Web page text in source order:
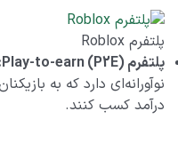
پلتفرم Roblox
پلتفرمPlay-to-earn (P2E)
نوآورانه‌ای دارد که به
درآمد کسب کنند.